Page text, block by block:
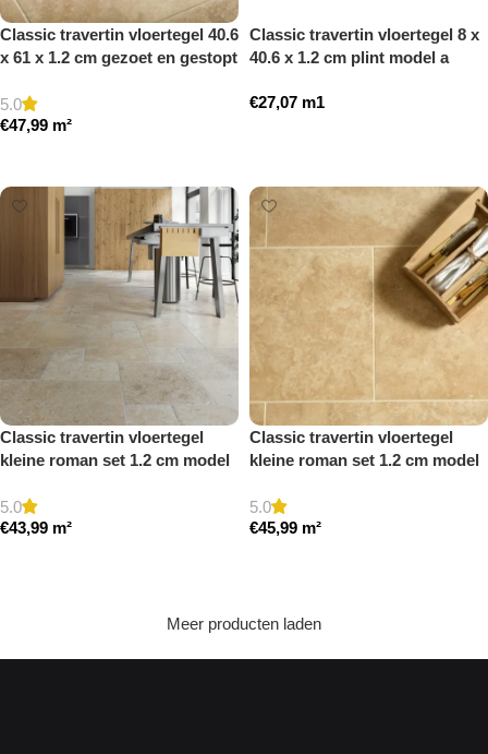
Classic travertin vloertegel 40.6
x 61 x 1.2 cm gezoet en gestopt
5.0
€47,99 m²
Classic travertin vloertegel 8 x
40.6 x 1.2 cm plint model a
€27,07 m1
Classic travertin vloertegel
kleine roman set 1.2 cm model
5.0
€43,99 m²
Classic travertin vloertegel
kleine roman set 1.2 cm model
5.0
€45,99 m²
Meer producten laden